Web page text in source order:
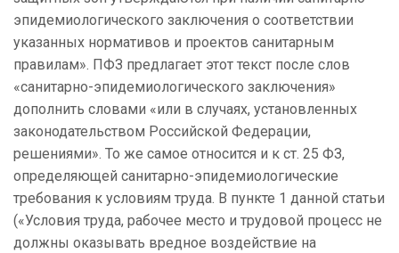
эпидемиологического заключения о соответствии
указанных нормативов и проектов санитарным
правилам». ПФЗ предлагает этот текст после слов
«санитарно-эпидемиологического заключения»
дополнить словами «или в случаях, установленных
законодательством Российской Федерации,
решениями». То же самое относится и к ст. 25 ФЗ,
определяющей санитарно-эпидемиологические
требования к условиям труда. В пункте 1 данной статьи
(«Условия труда, рабочее место и трудовой процесс не
должны оказывать вредное воздействие на